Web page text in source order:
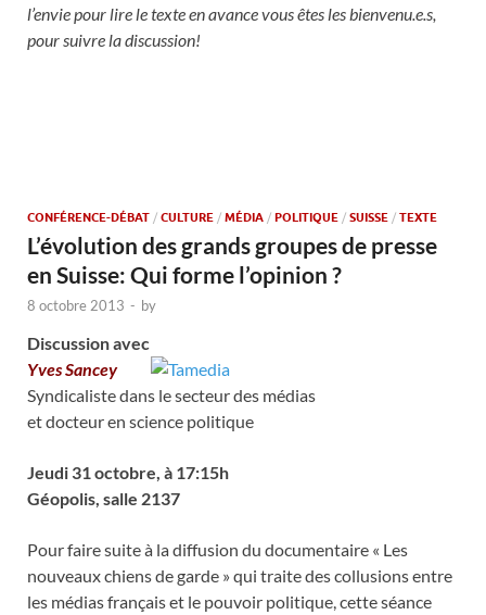
l’envie pour lire le texte en avance vous êtes les bienvenu.e.s,
pour suivre la discussion!
CONFÉRENCE-DÉBAT / CULTURE / MÉDIA / POLITIQUE / SUISSE / TEXTE
L’évolution des grands groupes de presse
en Suisse: Qui forme l’opinion ?
8 octobre 2013 - by
Discussion avec
YvesSancey
Syndicaliste dans le secteur des médias
et docteur en science politique
Jeudi 31 octobre, à 17:15h
Géopolis, salle 2137
Pour faire suite à la diffusion du documentaire « Les
nouveaux chiens de garde » qui traite des collusions entre
les médias français et le pouvoir politique, cette séance